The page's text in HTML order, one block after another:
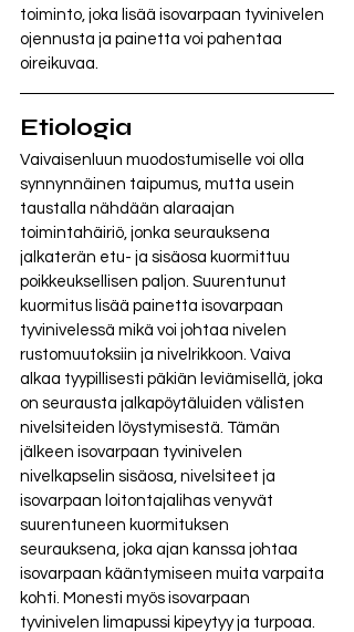
toiminto, joka lisää isovarpaan tyvinivelen
ojennusta ja painetta voi pahentaa
oireikuvaa.
Etiologia
Vaivaisenluun muodostumiselle voi olla
synnynnäinen taipumus, mutta usein
taustalla nähdään alaraajan
toimintahäiriö, jonka seurauksena
jalkaterän etu- ja sisäosa kuormittuu
poikkeuksellisen paljon. Suurentunut
kuormitus lisää painetta isovarpaan
tyvinivelessä mikä voi johtaa nivelen
rustomuutoksiin ja nivelrikkoon. Vaiva
alkaa tyypillisesti päkiän leviämisellä, joka
on seurausta jalkapöytäluiden välisten
nivelsiteiden löystymisestä. Tämän
jälkeen isovarpaan tyvinivelen
nivelkapselin sisäosa, nivelsiteet ja
isovarpaan loitontajalihas venyvät
suurentuneen kuormituksen
seurauksena, joka ajan kanssa johtaa
isovarpaan kääntymiseen muita varpaita
kohti. Monesti myös isovarpaan
tyvinivelen limapussi kipeytyy ja turpoaa.